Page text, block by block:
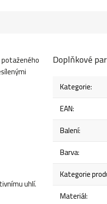
uhlí.
Doplňkové
Kategorie:
EAN:
Balení:
Barva:
Kategorie
Materiál: